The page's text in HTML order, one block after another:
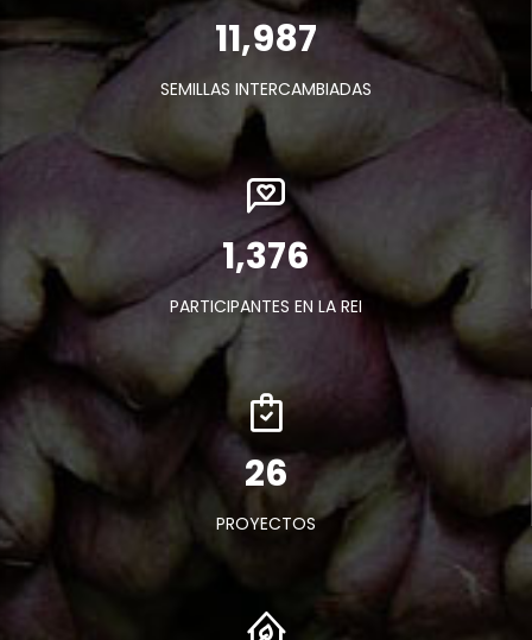
13,847
SEMILLAS INTERCAMBIADAS
1,589
PARTICIPANTES EN LA REI
30
PROYECTOS